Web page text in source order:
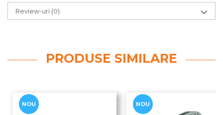
Review-uri (0)
PRODUSE SIMILARE
NOU NOU